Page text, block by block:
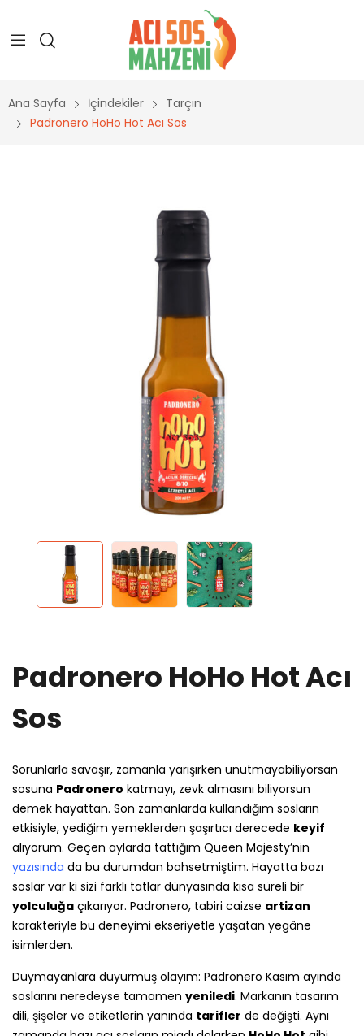
Ana Sayfa İçindekiler
Tarçın
Padronero HoHo Hot Acı Sos
Padronero HoHo Hot Acı
Sos
Sorunlarla savaşır, zamanla yarışırken unutmayabiliyorsan
sosuna Padronero katmayı, zevk almasını biliyorsun
demek hayattan. Son zamanlarda kullandığım sosların
etkisiyle, yediğim yemeklerden şaşırtıcı derecede keyif
alıyorum. Geçen aylarda tattığım Queen Majesty’nin
yazısında da bu durumdan bahsetmiştim. Hayatta bazı
soslar var ki sizi farklı tatlar dünyasında kısa süreli bir
yolculuğa çıkarıyor. Padronero, tabiri caizse artizan
karakteriyle bu deneyimi ekseriyetle yaşatan yegâne
isimlerden.
Duymayanlara duyurmuş olayım: Padronero Kasım ayında
soslarını neredeyse tamamen yeniledi. Markanın tasarım
dili, şişeler ve etiketlerin yanında tarifler de değişti. Aynı